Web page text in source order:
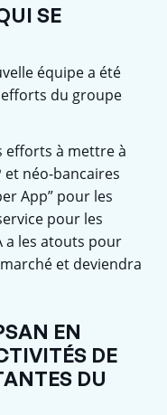
SE
équipe a été
du groupe
efforts à mettre à
et néo-bancaires
App” pour les
pour les
a les atouts pour
et deviendra
EN
DE
DU